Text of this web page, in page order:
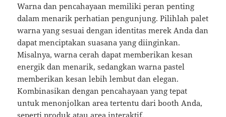
Warna dan pencahayaan memiliki peran penting
dalam menarik perhatian pengunjung. Pilihlah palet
warna yang sesuai dengan identitas merek Anda dan
dapat menciptakan suasana yang diinginkan.
Misalnya, warna cerah dapat memberikan kesan
energik dan menarik, sedangkan warna pastel
memberikan kesan lebih lembut dan elegan.
Kombinasikan dengan pencahayaan yang tepat
untuk menonjolkan area tertentu dari booth Anda,
seperti produk atau area interaktif.